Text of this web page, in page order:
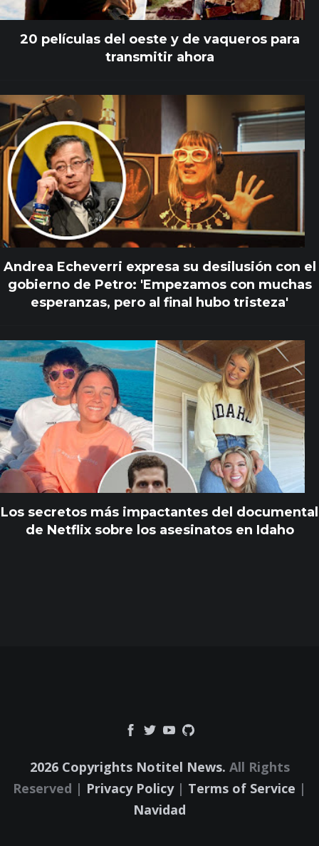
20 películas del oeste y de vaqueros para
transmitir ahora
Andrea Echeverri expresa su desilusión con el
gobierno de Petro: 'Empezamos con muchas
esperanzas, pero al final hubo tristeza'
Los secretos más impactantes del documental
de Netflix sobre los asesinatos en Idaho
2026 Copyrights Notitel News. All Rights
Reserved | Privacy Policy| Terms of Service |
Navidad